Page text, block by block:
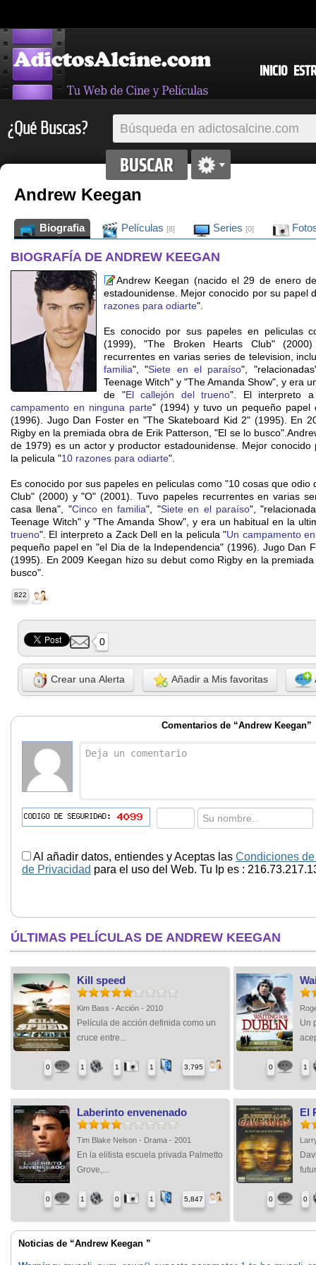
INICIO
¿Qué Buscas?
Andrew Keegan
Biografia Películas [8] Series [0]
BIOGRAFÍA DE ANDREW KEEGAN
Andrew Keegan (nacido el 29 de enero
estadounidense. Mejor conocido por su papel
razones para odiarte".
Es conocido por sus papeles en peliculas
(1999), "The Broken Hearts Club"
recurrentes en varias series de television,
familia", "Siete en el paraíso",
Teenage Witch" y "The Amanda Show", y era
de "El callejón del trueno". El interpreto
campamento en ninguna parte" (1994) y tuvo un pequeño papel
(1996). Jugo Dan Foster en "The Skateboard Kid 2" (1995). En
Rigby en la premiada obra de Erik Patterson, "El se lo
de 1979) es un actor y productor estadounidense. Mejor
la pelicula "10 razones para odiarte".
Es conocido por sus papeles en peliculas como "10 cosas que
Club" (2000) y "O" (2001). Tuvo papeles recurrentes en varias
casa llena", "Cinco en familia", "Siete en el paraíso",
Teenage Witch" y "The Amanda Show", y era un habitual en la
trueno". El interpreto a Zack Dell en la pelicula "Un campamento
pequeño papel en "el Dia de la Independencia" (1996). Jugo Dan
(1995). En 2009 Keegan hizo su debut como Rigby en la
busco".
822
0
Crear una Alerta Añadir a Mis favoritas
Comentarios de “Andrew Keegan”
Al añadir datos, entiendes y Aceptas las Condiciones
de Privacidad para el uso del Web. Tu Ip es :
ÚLTIMAS PELÍCULAS DE ANDREW KEEGAN
Kill speed
Kim Bass - Acción - 2010
Película de acción definida como un
cruce entre...
0 1 1 1 3,795
Un
0 1
Laberinto envenenado
Tim Blake Nelson - Drama - 2001
En la elitista escuela privada Palmetto
Grove,...
0 1 0 1 5,847
El
0 0
Noticias de “Andrew Keegan ”